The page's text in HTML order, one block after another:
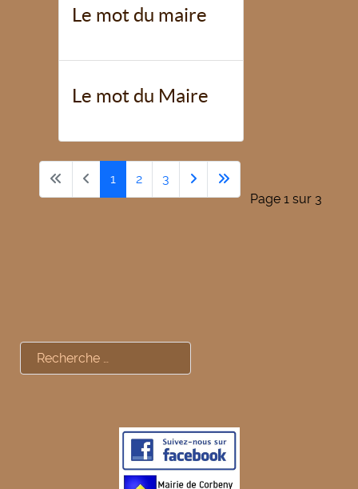
Le mot du maire
Le mot du Maire
Page 1 sur 3
1 2 3
Rechercher